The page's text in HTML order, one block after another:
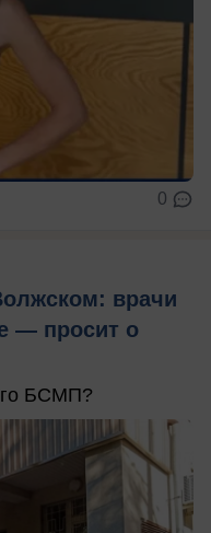
0
врачи
— просит о
БСМП?